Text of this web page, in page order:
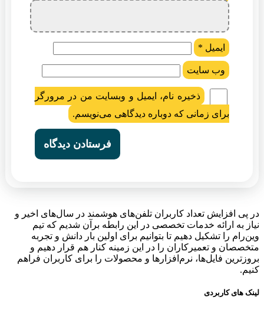
ایمیل *
وب‌ سایت
ذخیره نام، ایمیل و وبسایت من در مرورگر
برای زمانی که دوباره دیدگاهی می‌نویسم.
در پی افزایش تعداد کاربران تلفن‌های هوشمند در سال‌های اخیر و
نیاز به ارائه خدمات تخصصی در این رابطه برآن شدیم که تیم
وین‌رام را تشکیل دهیم تا بتوانیم برای اولین بار دانش و تجربه
متخصصان و تعمیرکاران را در این زمینه کنار هم قرار دهیم و
بروزترین فایل‌ها، نرم‌افزارها و محصولات را برای کاربران فراهم
کنیم.
لینک های کاربردی